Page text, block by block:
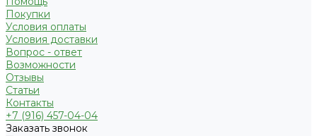
Покупки
Условия оплаты
Условия доставки
Вопрос - ответ
Возможности
Отзывы
Статьи
Контакты
+7 (916) 457-04-04
Заказать звонок